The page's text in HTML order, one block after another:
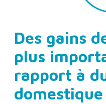
Des gains
plus
rapport à
domestique